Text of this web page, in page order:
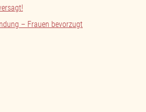
– Frauen bevorzugt